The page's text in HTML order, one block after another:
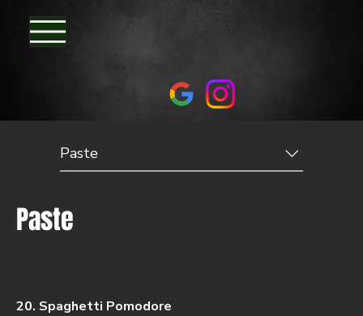
Paste
Paste
20. Spaghetti Pomodore